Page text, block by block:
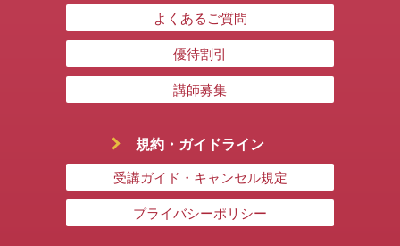
よくあるご質問
優待割引
講師募集
規約・ガイドライン
受講ガイド・キャンセル規定
プライバシーポリシー